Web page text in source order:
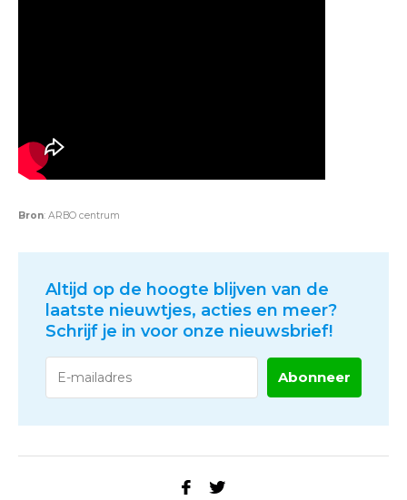
Bron: ARBO centrum
Altijd op de hoogte blijven van de
laatste nieuwtjes, acties en meer?
Schrijf je in voor onze nieuwsbrief!
Abonneer